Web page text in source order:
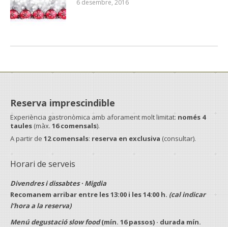
6 desembre, 2016
Reserva imprescindible
Experiència gastronòmica amb aforament molt limitat: només 4
taules (màx. 16 comensals).
A partir de 12 comensals: reserva en exclusiva (consultar).
Horari de serveis
Divendres i dissabtes · Migdia
Recomanem arribar entre les13:00 i les14:00 h. (cal indicar
l’hora a la reserva)
Menú degustació slow food(mín. 16 passos) · durada mín.